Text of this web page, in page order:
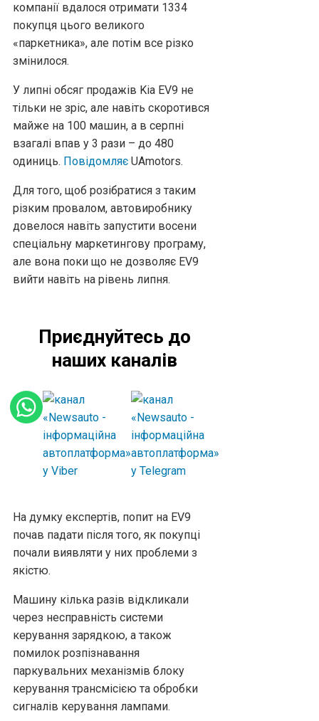
компанії вдалося отримати 1334
покупця цього великого
«паркетника», але потім все різко
змінилося.
У липні обсяг продажів Kia EV9 не
тільки не зріс, але навіть скоротився
майже на 100 машин, а в серпні
взагалі впав у 3 рази – до 480
одиниць. Повідомляє UAmotors.
Для того, щоб розібратися з таким
різким провалом, автовиробнику
довелося навіть запустити восени
спеціальну маркетингову програму,
але вона поки що не дозволяє EV9
вийти навіть на рівень липня.
Приєднуйтесь до
наших каналів
На думку експертів, попит на EV9
почав падати після того, як покупці
почали виявляти у них проблеми з
якістю.
Машину кілька разів відкликали
через несправність системи
керування зарядкою, а також
помилок розпізнавання
паркувальних механізмів блоку
керування трансмісією та обробки
сигналів керування лампами.